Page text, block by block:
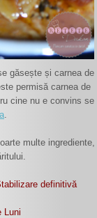
găsește și carnea de
permisă carnea de
cine nu e convins se
multe ingrediente,
definitivă
Luni